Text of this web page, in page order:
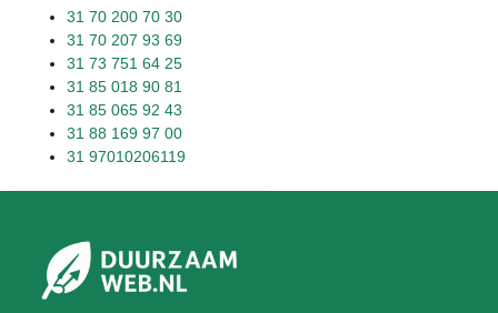
31 70 200 70 30
31 70 207 93 69
31 73 751 64 25
31 85 018 90 81
31 85 065 92 43
31 88 169 97 00
31 97010206119